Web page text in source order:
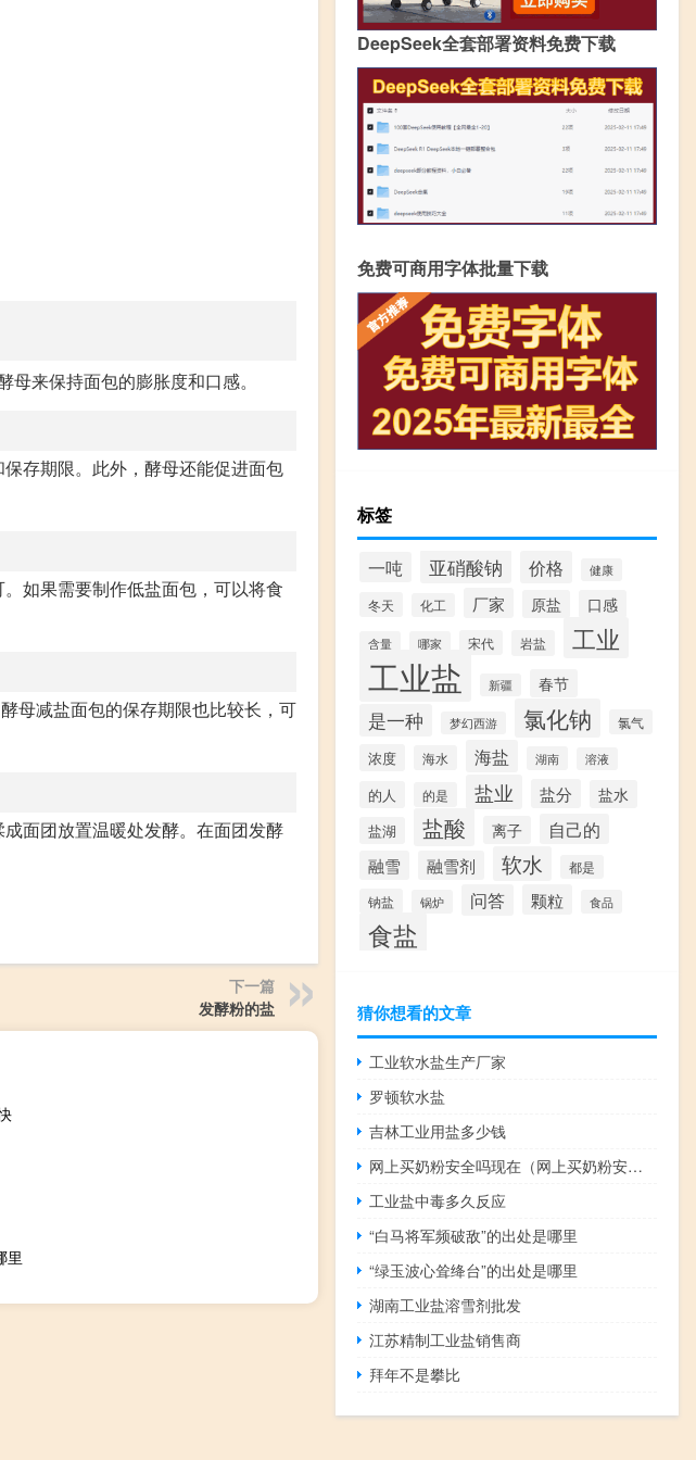
母来保持面包的膨胀度和口感。
存期限。此外，酵母还能促进面包
如果需要制作低盐面包，可以将食
母减盐面包的保存期限也比较长，可
面团放置温暖处发酵。在面团发酵
下一篇
发酵粉的盐
里
DeepSeek全套部署资料免费下载
免费可商用字体批量下载
标签
一吨 亚硝酸钠 价格 健康
冬天 化工 厂家 原盐 口感
含量 哪家 宋代 岩盐 工业
工业盐 新疆 春节
是一种 梦幻西游 氯化钠 氯气
浓度 海水 海盐 湖南 溶液
的人 的是 盐业 盐分 盐水
盐湖 盐酸 离子 自己的
融雪 融雪剂 软水 都是
钠盐 锅炉 问答 颗粒 食品
食盐
猜你想看的文章
工业软水盐生产厂家
罗顿软水盐
吉林工业用盐多少钱
网上买奶粉安全吗现在（网上买奶粉安全吗）
工业盐中毒多久反应
“白马将军频破敌”的出处是哪里
“绿玉波心耸绛台”的出处是哪里
湖南工业盐溶雪剂批发
江苏精制工业盐销售商
拜年不是攀比